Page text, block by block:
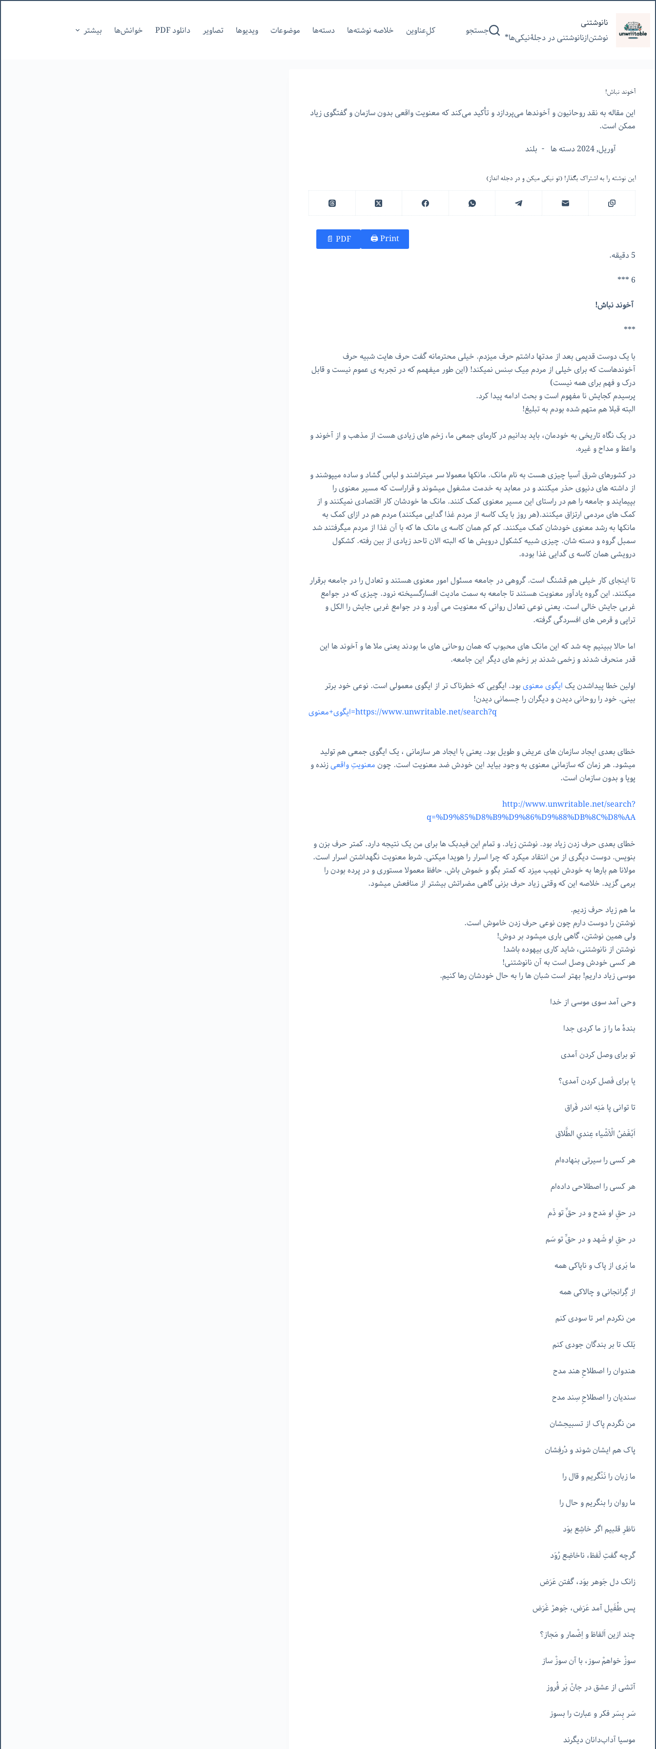
محتوا
نانوشتنی
نوشتن‌از‌نانوشتنی‌ در‌ دجلۀنیکی‌ها*
جستجو کل‌ِعناوین خلاصه نوشته‌ها دسته‌ها موضوعات ویدیوها تصاویر دانلود PDF خوانش‌ها بیشتر
آخوند نباش!
این مقاله به نقد روحانیون و آخوندها می‌پردازد و تأکید می‌کند که معنویت واقعی بدون سازمان و گفتگوی زیاد
ممکن است.
آوریل, 2024 دسته ها
بلند
این نوشته را به اشتراک بگذار! (تو نیکی میکن و در دجله انداز)
Print 🖨
PDF 📄
5 دقیقه.
6 ***
آخوندنباش!
***
با یک دوست قدیمی بعد از مدتها داشتم حرف میزدم. خیلی محترمانه گفت حرف هایت شبیه حرف
آخوندهاست که برای خیلی از مردم مِیک سِنس نمیکند! (این طور میفهمم که در تجربه ی عموم نیست و قابل
درک و فهم برای همه نیست)
پرسیدم کجایش نا مفهوم است و بحث ادامه پیدا کرد.
البته قبلا هم متهم شده بودم به تبلیغ!
در یک نگاه تاریخی به خودمان، باید بدانیم در کارمای جمعی ما، زخم های زیادی هست از مذهب و از آخوند و
واعظ و مداح و غیره.
در کشورهای شرق آسیا چیزی هست به نام مانک. مانکها معمولا سر میتراشند و لباس گشاد و ساده میپوشند و
از داشته های دنیوی حذر میکنند و در معابد به خدمت مشغول میشوند و قراراست که مسیر معنوی را
بپیمایند و جامعه را هم در راستای این مسیر معنوی کمک کنند. مانک ها خودشان کار اقتصادی نمیکنند و از
کمک های مردمی ارتزاق میکنند.(هر روز با یک کاسه از مردم غذا گدایی میکنند) مردم هم در ازای کمک به
مانکها به رشد معنوی خودشان کمک میکنند. کم کم همان کاسه ی مانک ها که با آن غذا از مردم میگرفتند شد
سمبل گروه و دسته شان. چیزی شبیه کشکول درویش ها که البته الان تاحد زیادی از بین رفته. کشکول
درویشی همان کاسه ی گدایی غذا بوده.
تا اینجای کار خیلی هم قشنگ است. گروهی در جامعه مسئول امور معنوی هستند و تعادل را در جامعه برقرار
میکنند. این گروه یادآور معنویت هستند تا جامعه به سمت مادیت افسارگسیخته نرود. چیزی که در جوامع
غربی جایش خالی است. یعنی نوعی تعادل روانی که معنویت می آورد و در جوامع غربی جایش را الکل و
تراپی و قرص های افسردگی گرفته.
اما حالا ببینیم چه شد که این مانک های محبوب که همان روحانی های ما بودند یعنی ملا ها و آخوند ها این
قدر منحرف شدند و زخمی شدند بر زخم های دیگر این جامعه.
اولین خطا پیداشدن یکایگوی معنویبود. ایگویی که خطرناک تر از ایگوی معمولی است. نوعی خود برتر
بینی. خود را روحانی دیدن و دیگران را جسمانی دیدن!
https://www.unwritable.net/search?q=ایگوی+معنوی
خطای بعدی ایجاد سازمان های عریض و طویل بود. یعنی با ایجاد هر سازمانی ، یک ایگوی جمعی هم تولید
میشود. هر زمان که سازمانی معنوی به وجود بیاید این خودش ضد معنویت است. چون معنویتِ واقعیزنده و
پویا و بدون سازمان است.
http://www.unwritable.net/search?
q=%D9%85%D8%B9%D9%86%D9%88%DB%8C%D8%AA
خطای بعدی حرف زدن زیاد بود. نوشتن زیاد. و تمام این فیدبک ها برای من یک نتیجه دارد. کمتر حرف بزن و
بنویس. دوست دیگری از من انتقاد میکرد که چرا اسرار را هویدا میکنی. شرط معنویت نگهداشتن اسرار است.
مولانا هم بارها به خودش نهیب میزد که کمتر بگو و خموش باش. حافظ معمولا مستوری و در پرده بودن را
برمی گزید. خلاصه این که وقتی زیاد حرف بزنی گاهی مضراتش بیشتر از منافعش میشود.
ما هم زیاد حرف زدیم.
نوشتن را دوست دارم چون نوعی حرف زدن خاموش است.
ولی همین نوشتن، گاهی باری میشود بر دوش!
نوشتن از نانوشتنی، شاید کاری بیهوده باشد!
هر کسی خودش وصل است به آن نانوشتنی!
موسی زیاد داریم! بهتر است شبان ها را به حال خودشان رها کنیم.
وحی آمد سوی موسی از خدا
بندهٔ ما را ز ما کردی جدا
تو برای وصل کردن آمدی
یا برای فَصل کردن آمدی؟
تا توانی پا مَنِه اندر فَراق
اَبْغَضُ الْاَشْیاء عِندي الطَّلاق
هر کسی را سیرتی بنهاده‌ام
هر کسی را اصطلاحی داده‌ام
در حقِ او مَدح و در حقِّ تو ذَم
در حقِ او شَهد و در حقِّ تو سَم
ما بَری از پاک و ناپاکی همه
از گِرانجانی و چالاکی همه
من نکردم امر تا سودی کنم
بَلک تا بر بندگان جودی کنم
هندوان را اصطلاحِ هند مدح
سندیان را اصطلاحِ سِند مدح
من نگردم پاک از تسبیحِشان
پاک هم ایشان شوند و دُرفِشان
ما زبان را نَنْگریم و قال را
ما روان را بنگریم و حال را
ناظرِ قلبیم اگر خاشِع بوَد
گرچه گفتِ لَفظ، ناخاضِع رُوَد
زانک دل جَوهر بوَد، گفتن عَرَض
پس طُفَیل آمد عَرَض، جَوهرْ غَرَض
چند ازین اَلفاظ و اِضْمار و مَجاز؟
سوزْ خواهمْ سوز، با آن سوزْ ساز
آتشی از عشق در جانْ بَر فُروز
سَر بِسَر فکر و عبارت را بسوز
موسیا آداب‌دانان دیگرند